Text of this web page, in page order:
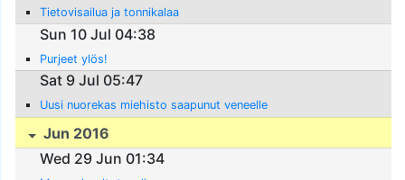
Tietovisailua ja tonnikalaa
Sun 10 Jul 04:38
Purjeet ylös!
Sat 9 Jul 05:47
Uusi nuorekas miehisto saapunut veneelle
Jun 2016
Wed 29 Jun 01:34